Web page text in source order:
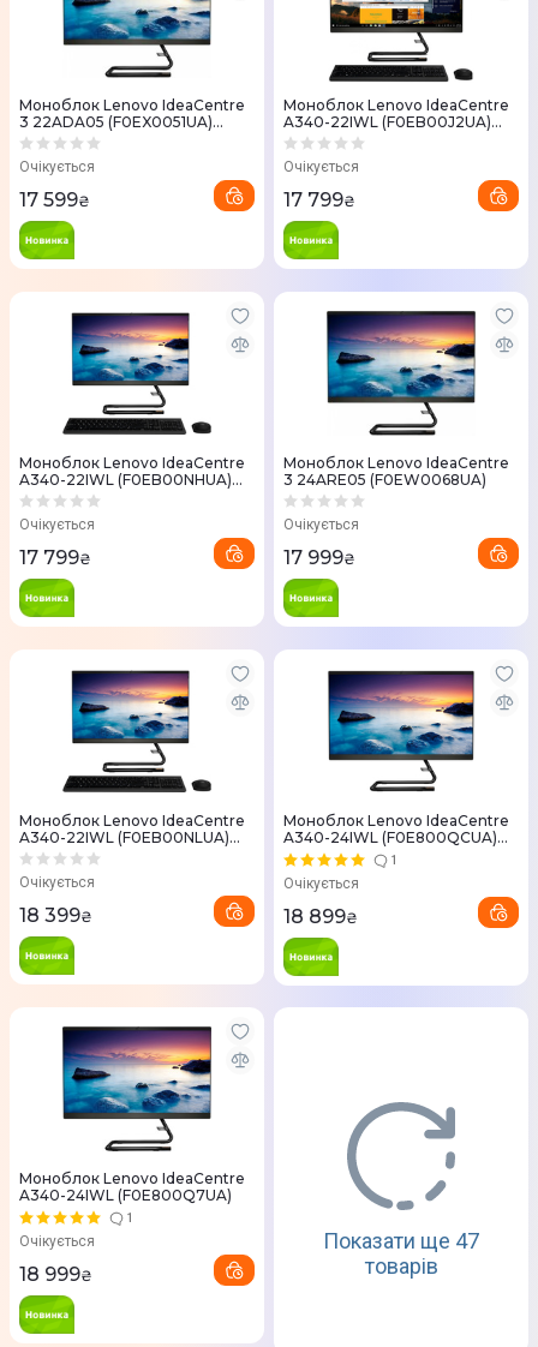
Моноблок Lenovo IdeaCentre
3 22ADA05 (F0EX0051UA)
Black
Очікується
17 599₴
Моноблок Lenovo IdeaCentre
A340-22IWL (F0EB00J2UA)
Black
Очікується
17 799₴
Моноблок Lenovo IdeaCentre
A340-22IWL (F0EB00NHUA)
Black
Очікується
17 799₴
Моноблок Lenovo IdeaCentre
3 24ARE05 (F0EW0068UA)
Очікується
17 999₴
Моноблок Lenovo IdeaCentre
A340-22IWL (F0EB00NLUA)
Black
Очікується
18 399₴
Моноблок Lenovo IdeaCentre
A340-24IWL (F0E800QCUA)
Black
1
Очікується
18 899₴
Моноблок Lenovo IdeaCentre
A340-24IWL (F0E800Q7UA)
1
Очікується
18 999₴
Показати ще 47
товарів